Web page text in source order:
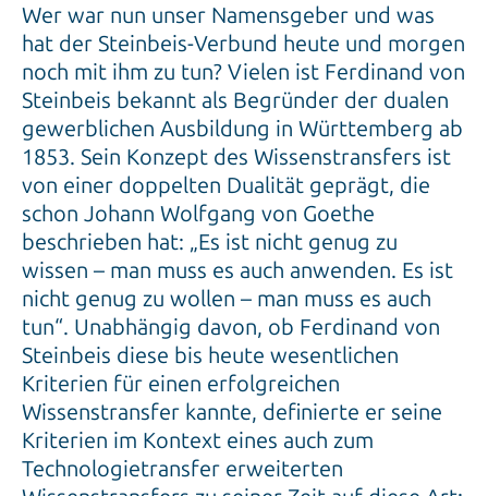
Wer war nun unser Namensgeber und was
hat der Steinbeis-Verbund heute und morgen
noch mit ihm zu tun? Vielen ist Ferdinand von
Steinbeis bekannt als Begründer der dualen
gewerblichen Ausbildung in Württemberg ab
1853. Sein Konzept des Wissenstransfers ist
von einer doppelten Dualität geprägt, die
schon Johann Wolfgang von Goethe
beschrieben hat: „Es ist nicht genug zu
wissen – man muss es auch anwenden. Es ist
nicht genug zu wollen – man muss es auch
tun“. Unabhängig davon, ob Ferdinand von
Steinbeis diese bis heute wesentlichen
Kriterien für einen erfolgreichen
Wissenstransfer kannte, definierte er seine
Kriterien im Kontext eines auch zum
Technologietransfer erweiterten